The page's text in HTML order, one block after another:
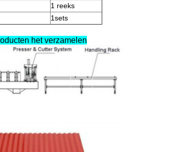
1 reeks
1sets
het verzamelen